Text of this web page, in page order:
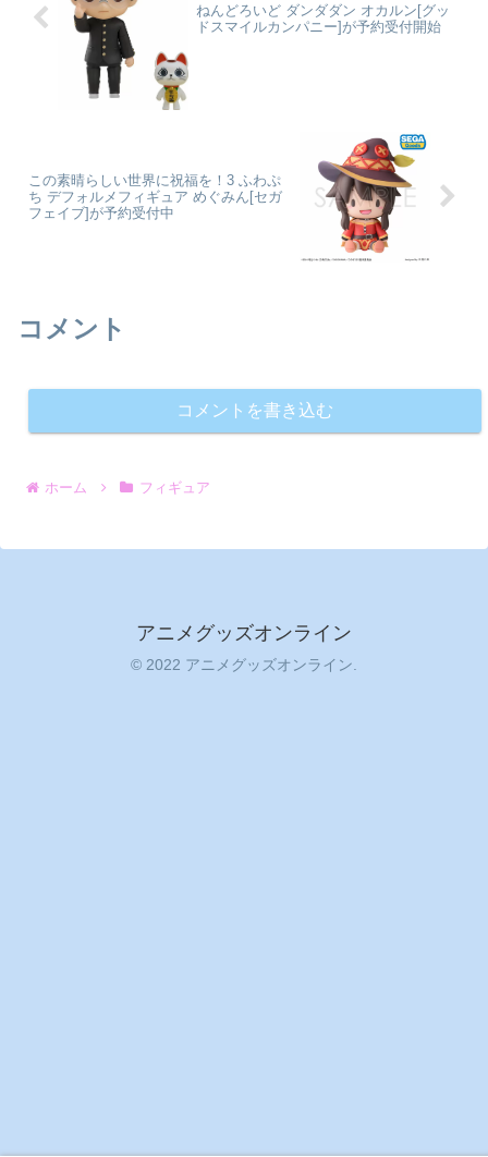
ねんどろいど ダンダダン オカルン[グッ
ドスマイルカンパニー]が予約受付開始
この素晴らしい世界に祝福を！3 ふわぷ
ち デフォルメフィギュア めぐみん[セガ
フェイブ]が予約受付中
コメント
コメントを書き込む
ホーム フィギュア
アニメグッズオンライン
© 2022 アニメグッズオンライン.